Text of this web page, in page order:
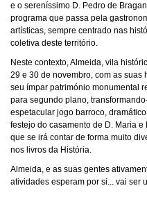
e o sereníssimo D. Pedro de
programa que passa pela
artísticas, sempre centrado nas
coletiva deste território.
Neste contexto, Almeida, vila
29 e 30 de novembro, com as
seu ímpar património monumental
para segundo plano,
espetacular jogo barroco,
festejo do casamento de D. Maria
que se irá contar de forma muito
nos livros da História.
Almeida, e as suas gentes
atividades esperam por si... vai ser